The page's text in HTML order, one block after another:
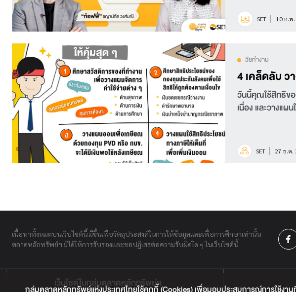
SET 10 ก.พ
วัยทำงาน
4 เคล็ดลับ ว
วันนี้คุณใช้สิทธิขอ
เนื่อง และวางแผ
SET 27 ธ.ค.
เนื้อหาทั้งหมดบนเว็บไซต์นี้ มีขึ้นเพื่อวัตถุประสงค์ในการให้ข้อมูลและเพื่อการศึกษาเท่านั้น
ตลาดหลักทรัพย์ฯ มิได้ให้การรับรองและขอปฏิเสธต่อความรับผิดใด ๆ ในเว็บไซต์นี้
เว็บไซต์ในกลุ่มตลาดหลักทรัพย์ฯ